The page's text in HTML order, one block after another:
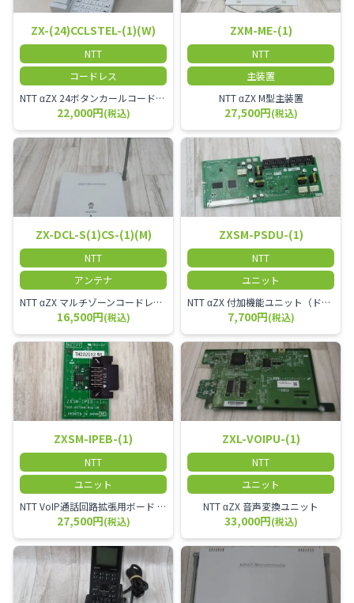
ZX-(24)CCLSTEL-(1)(W)
NTT
コードレス
NTT αZX 24ボタンカールコードレス電話機 無線タイプ、電話機と子機が離れるタイプのカールコードレス電話機です。 決裁者様等、オフィス内を頻繁に動かれる方のご使用が多いです。
22,000円(税込)
ZXM-ME-(1)
NTT
主装置
NTT αZX M型主装置
27,500円(税込)
ZX-DCL-S(1)CS-(1)(M)
NTT
アンテナ
NTT αZX マルチゾーンコードレススターアンテナ(マスター)
16,500円(税込)
ZXSM-PSDU-(1)
NTT
ユニット
NTT αZX 付加機能ユニット（ドアホンなど）
7,700円(税込)
ZXSM-IPEB-(1)
NTT
ユニット
NTT VoIP通話回路拡張用ボード ZXSM－IP内線ボード－「1」
27,500円(税込)
ZXL-VOIPU-(1)
NTT
ユニット
NTT αZX 音声変換ユニット
33,000円(税込)